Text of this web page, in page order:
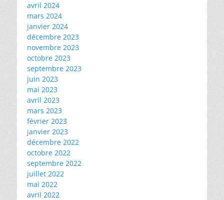
avril 2024
mars 2024
janvier 2024
décembre 2023
novembre 2023
octobre 2023
septembre 2023
juin 2023
mai 2023
avril 2023
mars 2023
février 2023
janvier 2023
décembre 2022
octobre 2022
septembre 2022
juillet 2022
mai 2022
avril 2022